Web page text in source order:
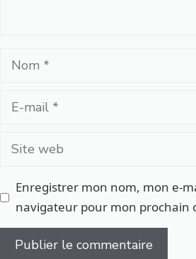
Nom
Site
Enregistrer mon nom, mon e-
navigateur pour mon prochain